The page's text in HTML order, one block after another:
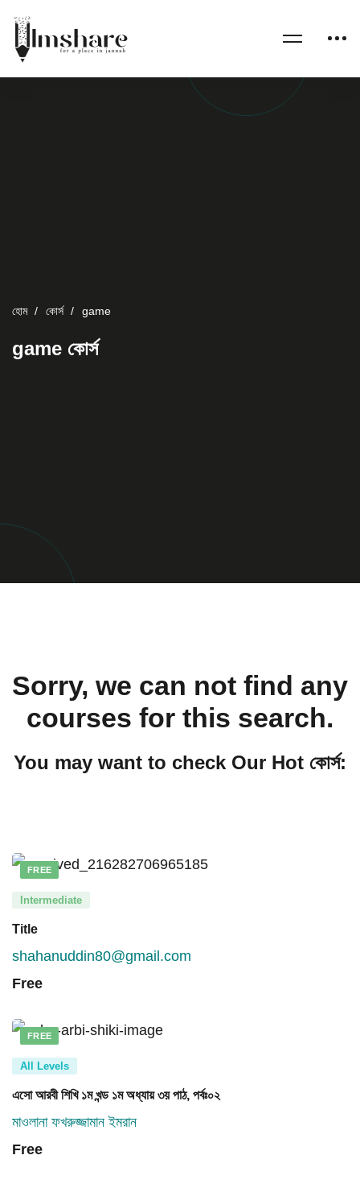
হোম কোর্স game
game কোর্স
Sorry, we can not find any
courses for this search.
You may want to check Our Hot কোর্স:
FREE
Intermediate
Title
shahanuddin80@gmail.com
Free
FREE
All Levels
এসো আরবী শিখি ১ম খন্ড ১ম অধ্যায় ৩য় পাঠ, পর্বঃ০২
মাওলানা ফখরুজ্জামান ইমরান
Free